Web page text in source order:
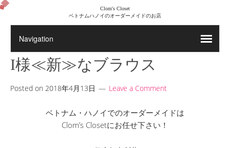
Clom's Closet
ベトナムハノイのオーダーメイドのお店
I様≪新≫なブラウス
Posted on 2018年4月13日 Leave a Comment
ベトナム・ハノイでのオーダーメイドは
Clom’s Closetにお任せ下さい！